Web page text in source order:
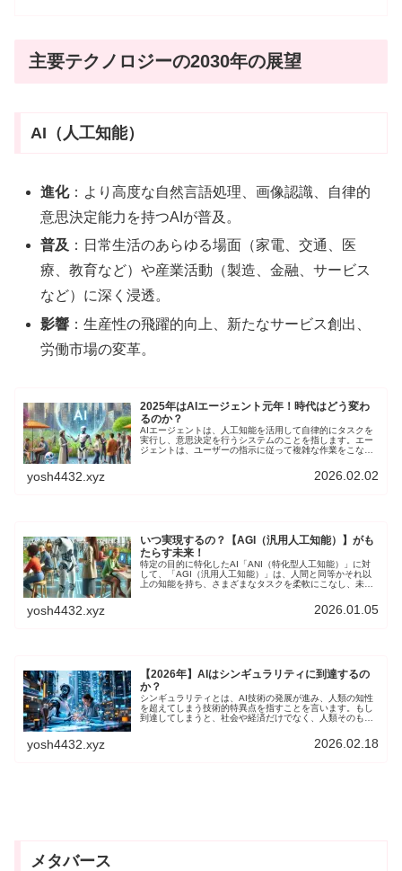
主要テクノロジーの2030年の展望
AI（人工知能）
進化：より高度な自然言語処理、画像認識、自律的
意思決定能力を持つAIが普及。
普及 ：日常生活のあらゆる場面（家電、交通、医
療、教育など）や産業活動（製造、金融、サービス
など）に深く浸透。
影響 ：生産性の飛躍的向上、新たなサービス創出、
労働市場の変革。
2025年はAIエージェント元年！時代はどう変わ
るのか？
AIエージェントは、人工知能を活用して自律的にタスクを
実行し、意思決定を行うシステムのことを指します。エー
ジェントは、ユーザーの指示に従って複雑な作業をこなし
yosh4432.xyz 2026.02.02
いつ実現するの？【AGI（汎用人工知能）】がも
たらす未来！
特定の目的に特化したAI「ANI（特化型人工知能）」に対
して、「AGI（汎用人工知能）」は、人間と同等かそれ以
上の知能を持ち、さまざまなタスクを柔軟にこなし、未知
yosh4432.xyz 2026.01.05
【2026年】AIはシンギュラリティに到達するの
か？
シンギュラリティとは、AI技術の発展が進み、人類の知性
を超えてしまう技術的特異点を指すことを言います。もし
到達してしまうと、社会や経済だけでなく、人類そのもの
yosh4432.xyz 2026.02.18
メタバース